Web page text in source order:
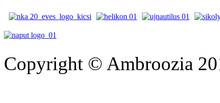
Copyright © Ambroozia